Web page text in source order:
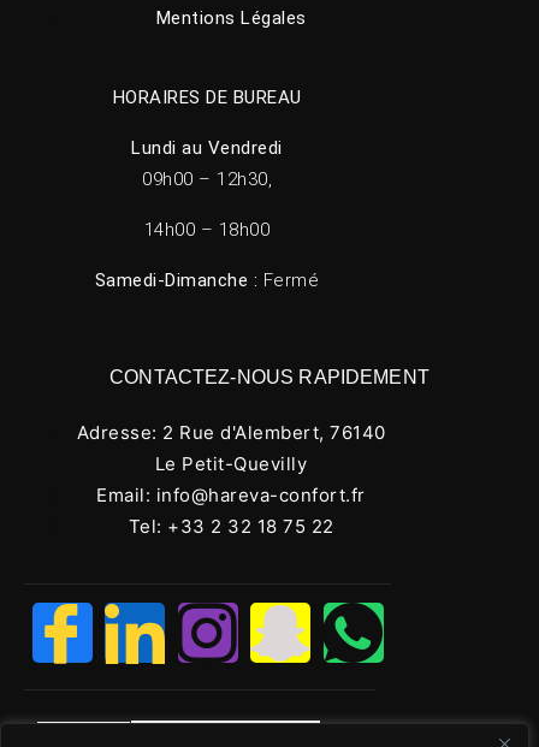
Mentions Légales
HORAIRES DE BUREAU
Lundi au Vendredi
09h00 – 12h30,
14h00 – 18h00
Samedi-Dimanche : Fermé
CONTACTEZ-NOUS RAPIDEMENT
Adresse: 2 Rue d'Alembert, 76140
Le Petit-Quevilly
Email: info@hareva-confort.fr
Tel: +33 2 32 18 75 22